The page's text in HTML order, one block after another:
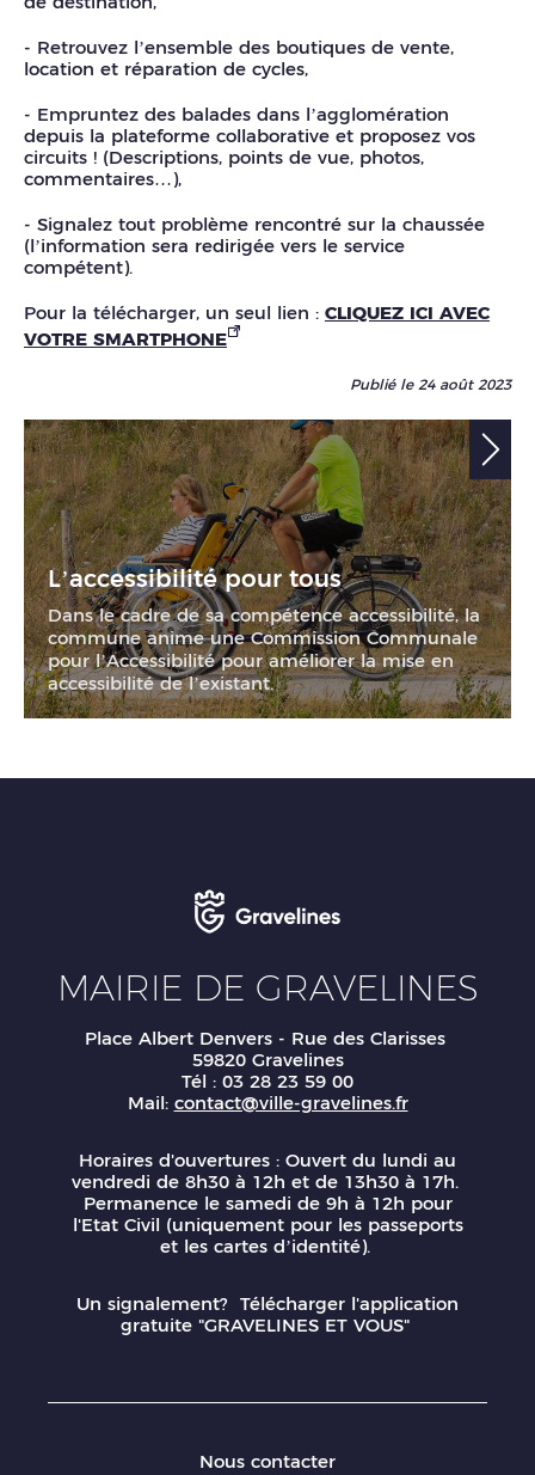
- Retrouvez l’ensemble des boutiques de vente,
location et réparation de cycles,
- Empruntez des balades dans l’agglomération
depuis la plateforme collaborative et proposez vos
circuits ! (Descriptions, points de vue, photos,
commentaires…),
- Signalez tout problème rencontré sur la chaussée
(l’information sera redirigée vers le service
compétent).
Pour la télécharger, un seul lien : CLIQUEZ ICI AVEC
VOTRE SMARTPHONE
Publié le 24 août 2023
L’accessibilité pour tous
Dans le cadre de sa compétence accessibilité, la
commune anime une Commission Communale
pour l’Accessibilité pour améliorer la mise en
accessibilité de l’existant.
MAIRIE DE GRAVELINES
Place Albert Denvers - Rue des Clarisses
59820 Gravelines
Tél : 03 28 23 59 00
Mail: contact@ville-gravelines.fr
Horaires d'ouvertures : Ouvert du lundi au
vendredi de 8h30 à 12h et de 13h30 à 17h.
Permanence le samedi de 9h à 12h pour
l'Etat Civil (uniquement pour les passeports
et les cartes d’identité).
Un signalement? Télécharger l'application
gratuite "GRAVELINES ET VOUS"
Nous contacter